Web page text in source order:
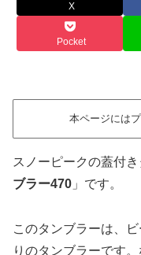
X
Pocket
本ページには
スノーピークの蓋付
ブラー470 」です。
このタンブラーは、
りのタンブラーです。